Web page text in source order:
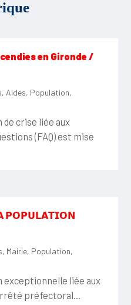
en Gironde /
, Aides, Population,
de crise liée aux
(FAQ) est mise
𝗣𝗢𝗣𝗨𝗟𝗔𝗧𝗜𝗢𝗡
, Mairie, Population,
exceptionnelle liée aux
préfectoral...